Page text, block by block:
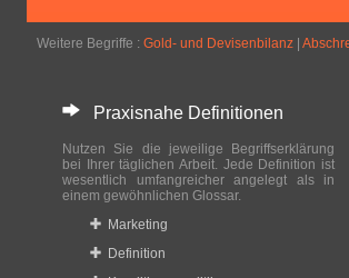
Weitere Begriffe : Gold- und Devisenbilanz
Praxisnahe Definitionen
Nutzen Sie die jeweilige Begriffserklärung
bei Ihrer täglichen Arbeit. Jede Definition ist
wesentlich umfangreicher angelegt als in
einem gewöhnlichen Glossar.
Marketing
Definition